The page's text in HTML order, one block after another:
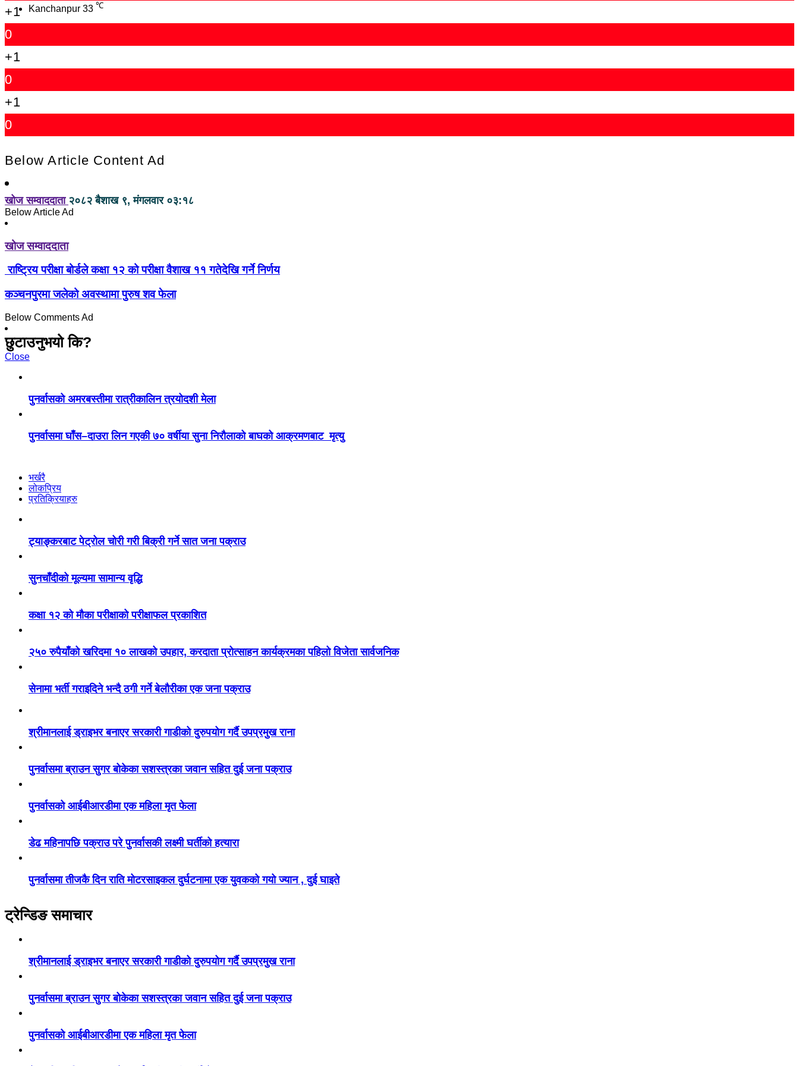
Kanchanpur 33 ℃
+1
0
+1
0
+1
0
Below Article Content Ad
खोज सम्वाददाता २०८२ बैशाख ९, मंगलवार ०३:१८
Below Article Ad
खोज सम्वाददाता
राष्ट्रिय परीक्षा बोर्डले कक्षा १२ को परीक्षा वैशाख ११ गतेदेखि गर्ने निर्णय
कञ्चनपुरमा जलेको अवस्थामा पुरुष शव फेला
Below Comments Ad
छुटाउनुभयो कि?
Close
पुनर्वासको अमरबस्तीमा रात्रीकालिन त्रयोदशी मेला
पुनर्वासमा घाँस–दाउरा लिन गएकी ७० वर्षीया सुना निरौलाको बाघको आक्रमणबाट मृत्यु
भर्खरै
लोकप्रिय
प्रतिक्रियाहरु
ट्याङ्करबाट पेट्रोल चोरी गरी बिक्री गर्ने सात जना पक्राउ
सुनचाँदीको मूल्यमा सामान्य वृद्धि
कक्षा १२ को मौका परीक्षाको परीक्षाफल प्रकाशित
२५० रुपैयाँको खरिदमा १० लाखको उपहार, करदाता प्रोत्साहन कार्यक्रमका पहिलो विजेता सार्वजनिक
सेनामा भर्ती गराइदिने भन्दै ठगी गर्ने बेलौरीका एक जना पक्राउ
श्रीमानलाई ड्राइभर बनाएर सरकारी गाडीको दुरुपयोग गर्दै उपप्रमुख राना
पुनर्वासमा ब्राउन सुगर बोकेका सशस्त्रका जवान सहित दुई जना पक्राउ
पुनर्वासको आईबीआरडीमा एक महिला मृत फेला
डेढ महिनापछि पक्राउ परे पुनर्वासकी लक्ष्मी घर्तीको हत्यारा
पुनर्वासमा तीजकै दिन राति मोटरसाइकल दुर्घटनामा एक युवकको गयो ज्यान , दुई घाइते
ट्रेन्डिङ समाचार
श्रीमानलाई ड्राइभर बनाएर सरकारी गाडीको दुरुपयोग गर्दै उपप्रमुख राना
पुनर्वासमा ब्राउन सुगर बोकेका सशस्त्रका जवान सहित दुई जना पक्राउ
पुनर्वासको आईबीआरडीमा एक महिला मृत फेला